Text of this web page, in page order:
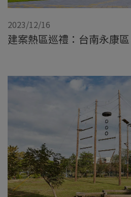
2023/12/16
建案熱區巡禮：台南永康